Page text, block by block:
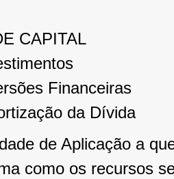
CAPITAL
Financeiras
da Dívida
de Aplicação a
como os recursos